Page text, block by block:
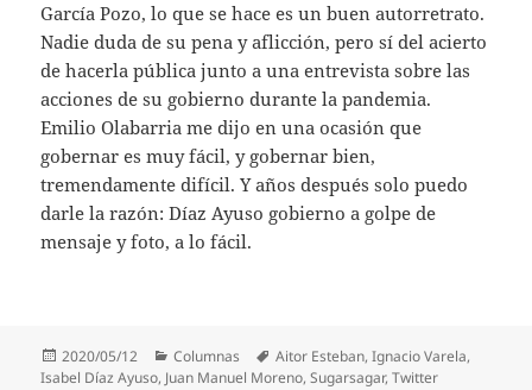
García Pozo, lo que se hace es un buen autorretrato.
Nadie duda de su pena y aflicción, pero sí del acierto
de hacerla pública junto a una entrevista sobre las
acciones de su gobierno durante la pandemia.
Emilio Olabarria me dijo en una ocasión que
gobernar es muy fácil, y gobernar bien,
tremendamente difícil. Y años después solo puedo
darle la razón: Díaz Ayuso gobierno a golpe de
mensaje y foto, a lo fácil.
Publicado
el
2020/05/12 Categorías
Columnas Etiquetas
Aitor Esteban,Ignacio Varela,
Isabel Díaz Ayuso, Juan Manuel Moreno,Sugarsagar,Twitter